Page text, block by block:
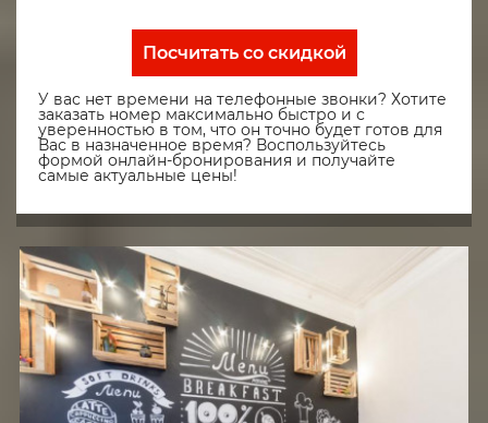
Посчитать со скидкой
У вас нет времени на телефонные звонки? Хотите
заказать номер максимально быстро и с
уверенностью в том, что он точно будет готов для
Вас в назначенное время? Воспользуйтесь
формой онлайн-бронирования и получайте
самые актуальные цены!